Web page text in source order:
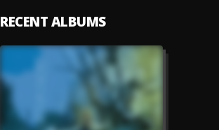
RECENT ALBUMS